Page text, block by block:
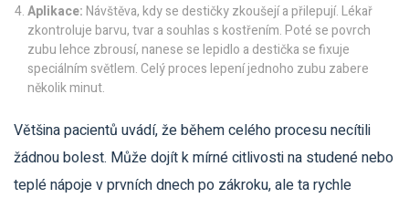
Aplikace:Návštěva, kdy se destičky zkoušejí a přilepují. Lékař
zkontroluje barvu, tvar a souhlas s kostřením. Poté se povrch
zubu lehce zbrousí, nanese se lepidlo a destička se fixuje
speciálním světlem. Celý proces lepení jednoho zubu zabere
několik minut.
Většina pacientů uvádí, že během celého procesu necítili
žádnou bolest. Může dojít k mírné citlivosti na studené nebo
teplé nápoje v prvních dnech po zákroku, ale ta rychle